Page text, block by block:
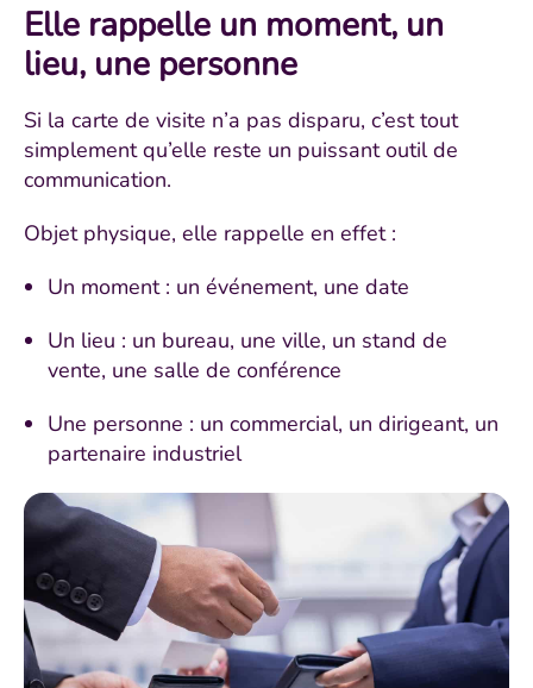
Elle rappelle un moment, un
lieu, une personne
Si la carte de visite n’a pas disparu, c’est tout
simplement qu’elle reste un puissant outil de
communication.
Objet physique, elle rappelle en effet :
Un moment : un événement, une date
Un lieu : un bureau, une ville, un stand de
vente, une salle de conférence
Une personne : un commercial, un dirigeant, un
partenaire industriel